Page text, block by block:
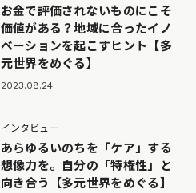
お金で評価されないものにこそ
価値がある？地域に合ったイノ
ベーションを起こすヒント【多
元世界をめぐる】
2023.08.24
インタビュー
あらゆるいのちを「ケア」する
想像力を。自分の「特権性」と
向き合う【多元世界をめぐる】